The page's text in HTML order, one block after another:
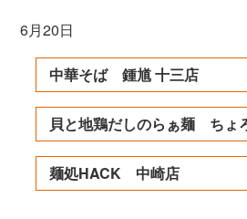
6月20日
中華そば 鍾馗 十三店
貝と地鶏だしのらぁ麺 ちょ
麺処HACK 中崎店